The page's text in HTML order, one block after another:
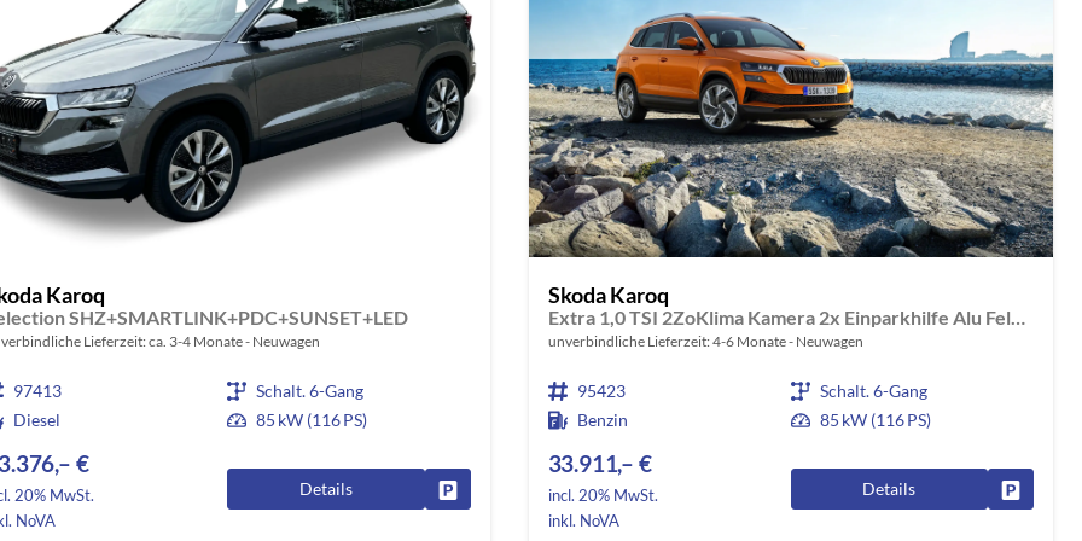
Karoq
SHZ+SMARTLINK+PDC+SUNSET+LED
Lieferzeit: ca. 3-4 Monate Neuwagen
97413
Schalt. 6-Gang
Diesel
85 kW (116 PS)
€
20% MwSt.
NoVA
Details Fahrzeug parken
Skoda Karoq
Extra 1,0 TSI 2ZoKlima Kamera 2x Einparkhilfe Alu Felgen 5J Garantie Sitzheizung LED Scheinwerfer ACC
unverbindliche Lieferzeit: 4-6 Monate Neuwagen
95423
Schalt. 6-Gang
Benzin
85 kW (116 PS)
33.911,– €
incl. 20% MwSt.
inkl. NoVA
Details